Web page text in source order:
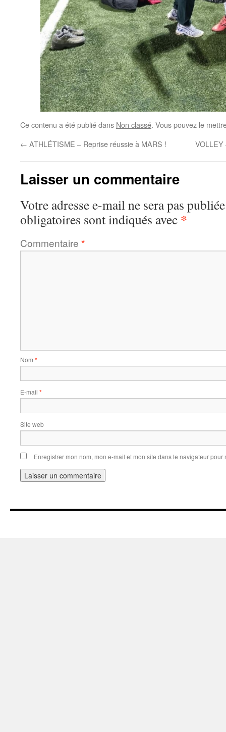
Ce contenu a été publié dans Non classé. Vous pouvez le
← ATHLÉTISME – Reprise réussie à MARS !
Laisser un commentaire
Votre adresse e-mail ne sera pas
obligatoires sont indiqués avec *
Commentaire *
Nom *
E-mail *
Site web
Enregistrer mon nom, mon e-mail et mon site dans le navigateur